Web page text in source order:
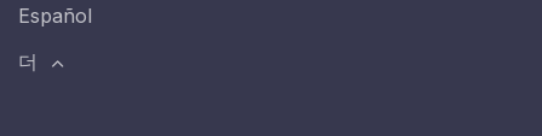
Español
더